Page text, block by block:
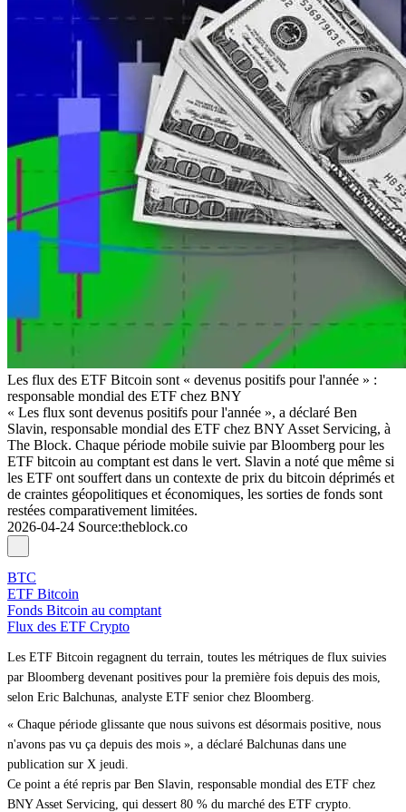
Les flux des ETF Bitcoin sont « devenus positifs pour l'année » :
responsable mondial des ETF chez BNY
« Les flux sont devenus positifs pour l'année », a déclaré Ben
Slavin, responsable mondial des ETF chez BNY Asset Servicing, à
The Block. Chaque période mobile suivie par Bloomberg pour les
ETF bitcoin au comptant est dans le vert. Slavin a noté que même si
les ETF ont souffert dans un contexte de prix du bitcoin déprimés et
de craintes géopolitiques et économiques, les sorties de fonds sont
restées comparativement limitées.
2026-04-24 Source:theblock.co
BTC
ETF Bitcoin
Fonds Bitcoin au comptant
Flux des ETF Crypto
Les ETF Bitcoin regagnent du terrain, toutes les métriques de flux suivies
par Bloomberg devenant positives pour la première fois depuis des mois,
selon Eric Balchunas, analyste ETF senior chez Bloomberg.
« Chaque période glissante que nous suivons est désormais positive, nous
n'avons pas vu ça depuis des mois », a déclaré Balchunas dans une
publication sur X jeudi.
Ce point a été repris par Ben Slavin, responsable mondial des ETF chez
BNY Asset Servicing, qui dessert 80 % du marché des ETF crypto.